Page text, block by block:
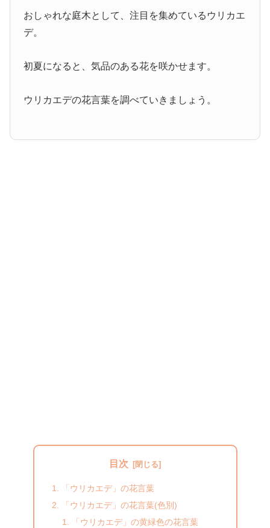
おしゃれな庭木として、注目を集めているウリカエ
デ。
初夏になると、気品のある花を咲かせます。
ウリカエデの花言葉を調べていきましょう。
目次
「ウリカエデ」の花言葉
「ウリカエデ」の花言葉(色別)
「ウリカエデ」の黄緑色の花言葉